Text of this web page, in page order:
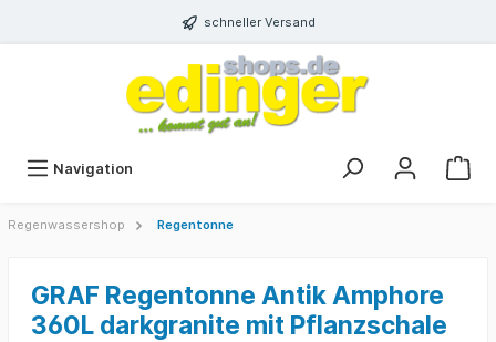
schneller Versand
Navigation
Regenwassershop Regentonne
GRAF Regentonne Antik Amphore
360L darkgranite mit Pflanzschale